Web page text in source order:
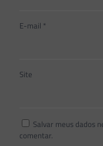
E-mail *
Site
Salvar meus dados
comentar.